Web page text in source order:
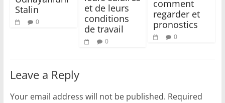
Stalin
0
et de leurs
conditions
de travail
0
comment
regarder et
pronostics
0
Leave a Reply
Your email address will not be published. Required